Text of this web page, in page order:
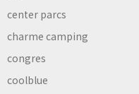
center parcs
charme camping
congres
coolblue